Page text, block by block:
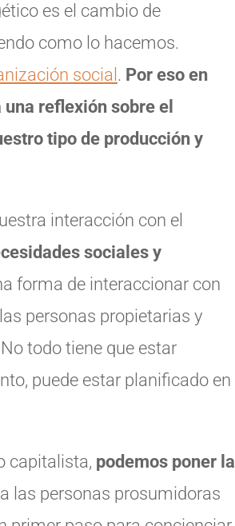
es el cambio de
como lo hacemos.
social . Por eso en
reflexión sobre el
tipo de producción y
interacción con el
sociales y
forma de interaccionar con
personas propietarias y
todo tiene que estar
puede estar planificado en
capitalista, podemos poner la
las personas prosumidoras